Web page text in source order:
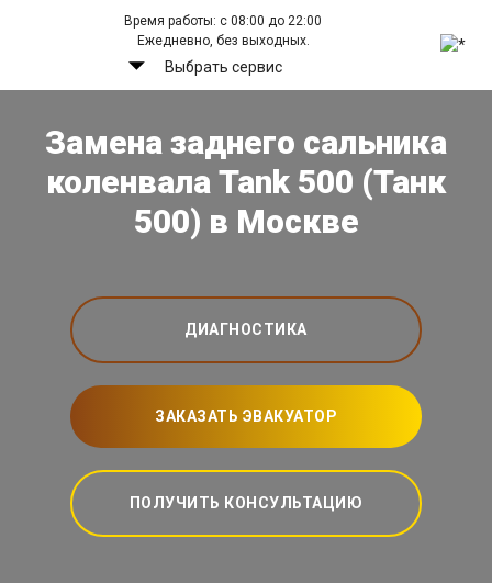
Время работы: с 08:00 до 22:00
Ежедневно, без выходных.
Выбрать сервис
Замена заднего сальника
коленвала Tank 500 (Танк
500) в Москве
ДИАГНОСТИКА
ЗАКАЗАТЬ ЭВАКУАТОР
ПОЛУЧИТЬ КОНСУЛЬТАЦИЮ